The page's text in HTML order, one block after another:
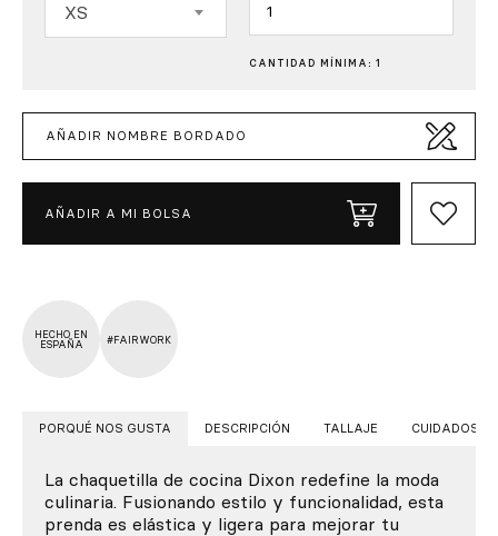
XS
CANTIDAD MÍNIMA: 1
AÑADIR NOMBRE BORDADO
AÑADIR A MI BOLSA
HECHO EN
ESPAÑA
#FAIRWORK
PORQUÉ NOS GUSTA DESCRIPCIÓN TALLAJE CUIDADOS
La chaquetilla de cocina Dixon redefine la moda
culinaria. Fusionando estilo y funcionalidad, esta
prenda es elástica y ligera para mejorar tu